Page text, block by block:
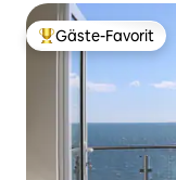
Beliebter Gäste-
Gäste-Favorit